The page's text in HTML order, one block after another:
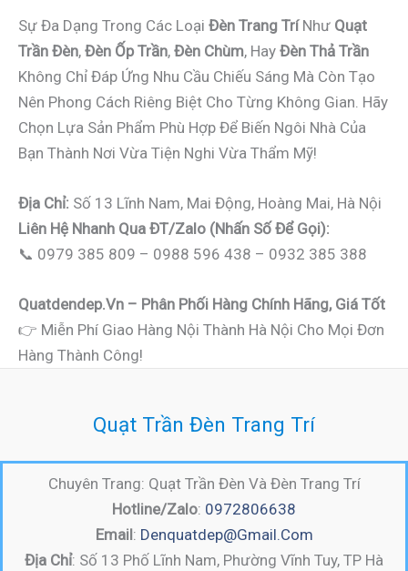
Sự Đa Dạng Trong Các Loại Đèn Trang TríNhư Quạt
Trần Đèn, Đèn Ốp Trần, Đèn Chùm, Hay Đèn Thả Trần
Không Chỉ Đáp Ứng Nhu Cầu Chiếu Sáng Mà Còn Tạo
Nên Phong Cách Riêng Biệt Cho Từng Không Gian. Hãy
Chọn Lựa Sản Phẩm Phù Hợp Để Biến Ngôi Nhà Của
Bạn Thành Nơi Vừa Tiện Nghi Vừa Thẩm Mỹ!
Địa Chỉ: Số 13 Lĩnh Nam, Mai Động, Hoàng Mai, Hà Nội
Liên Hệ Nhanh Qua ĐT/Zalo (nhấn Số Để Gọi):
📞 0979 385 809 – 0988 596 438 – 0932 385 388
Quatdendep.vn – Phân Phối Hàng Chính Hãng, Giá Tốt
👉 Miễn Phí Giao Hàng Nội Thành Hà Nội Cho Mọi Đơn
Hàng Thành Công!
Quạt Trần Đèn Trang Trí
Chuyên Trang: Quạt Trần Đèn Và Đèn Trang Trí
Hotline/Zalo: 0972806638
Email: Denquatdep@gmail.com
Địa Chỉ: Số 13 Phố Lĩnh Nam, Phường Vĩnh Tuy, TP Hà